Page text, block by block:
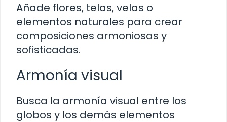
Añade flores, telas, velas o
elementos naturales para crear
composiciones armoniosas y
sofisticadas.
Armonía visual
Busca la armonía visual entre los
globos y los demás elementos